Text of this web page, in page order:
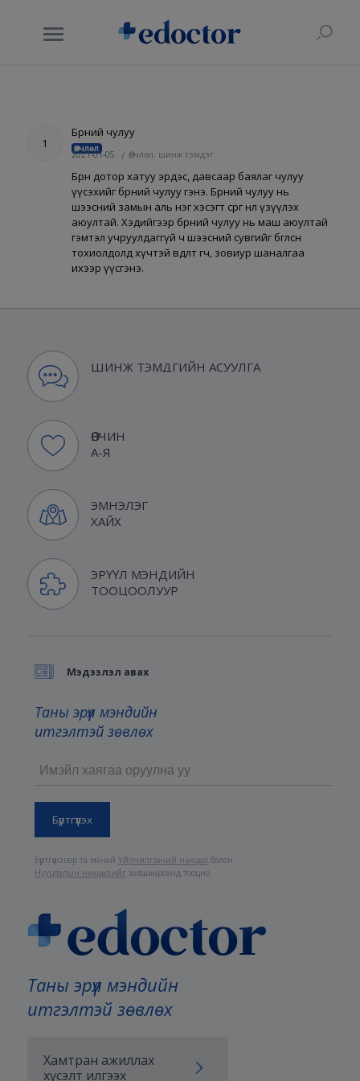
1
Бөөрний чулуу
Өвчлөл
2021-01-05 / Өвчлөл, шинж тэмдэг
Бөөрөн дотор хатуу эрдэс, давсаар баялаг чулуу
үүсэхийг бөөрний чулуу гэнэ. Бөөрний чулуу нь
шээсний замын аль нэг хэсэгт сөрөг нөлөө үзүүлэх
аюултай. Хэдийгээр бөөрний чулуу нь маш аюултай
гэмтэл учруулдаггүй ч шээсний сувгийг бөглөсөн
тохиолдолд хүчтэй өвдөлт өгч, зовиур шаналгаа
ихээр үүсгэнэ.
ШИНЖ ТЭМДГИЙН АСУУЛГА
ӨВЧИН
А-Я
ЭМНЭЛЭГ
ХАЙХ
ЭРҮҮЛ МЭНДИЙН
ТООЦООЛУУР
Таны эрүүл мэндийн
итгэлтэй зөвлөх
Хамтран ажиллах
хүсэлт илгээх
Мэдээлэл авах
Таны эрүүл мэндийн
итгэлтэй зөвлөх
Бүртгүүлснээр та манайҮйлчилгээний нөхцөл болон
Нууцлалын нөхцөлийг зөвшөөрсөнд тооцно.